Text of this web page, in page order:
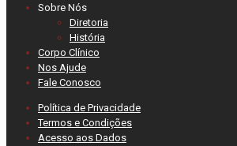
Sobre Nós
Diretoria
História
Corpo Clínico
Nos Ajude
Fale Conosco
Política de Privacidade
Termos e Condições
Acesso aos Dados